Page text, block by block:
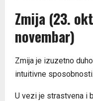
Zmija (23.
novembar)
Zmija je izuzetno
intuitivne sposobnosti.
U vezi je strastvena i